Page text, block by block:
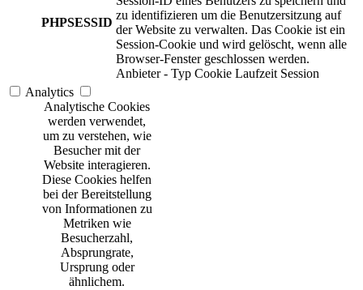
PHPSESSID
zu identifizieren um die Benutzersitzung auf
der Website zu verwalten. Das Cookie ist ein
Session-Cookie und wird gelöscht, wenn alle
Browser-Fenster geschlossen werden.
Anbieter - Typ Cookie Laufzeit Session
Analytics
Analytische Cookies
werden verwendet,
um zu verstehen, wie
Besucher mit der
Website interagieren.
Diese Cookies helfen
bei der Bereitstellung
von Informationen zu
Metriken wie
Besucherzahl,
Absprungrate,
Ursprung oder
ähnlichem.